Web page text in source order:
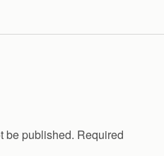
be published. Required